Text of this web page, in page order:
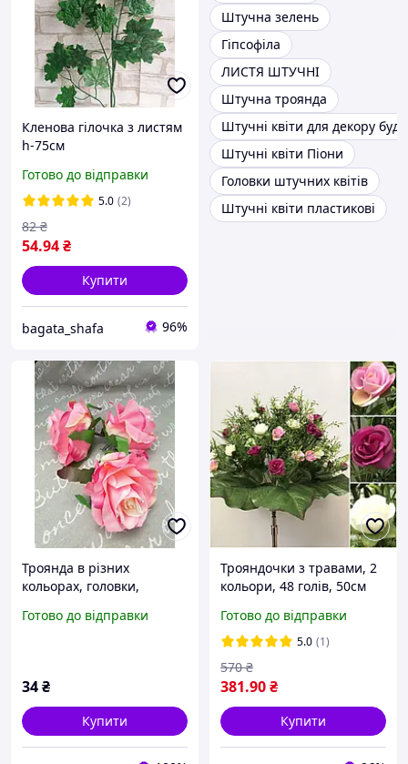
Кленова гілочка з листям
h-75см
Готово до відправки
5.0 (2)
54.94₴
82 ₴
Купити
bagata_shafa 96%
Штучна зелень
Гіпсофіла
ЛИСТЯ ШТУЧНІ
Штучна троянда
Штучні квіти для декору
Штучні квіти Піони
Головки штучних квітів
Штучні квіти пластикові
Троянда в різних
кольорах, головки,
Рожевий
Готово до відправки
34₴
Купити
Трояндочки з травами, 2
кольори, 48 голів, 50см
Готово до відправки
5.0 (1)
381.90₴
570 ₴
Купити